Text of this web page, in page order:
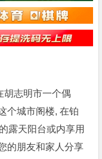
胡志明市一个偶
个城市阁楼, 在铂
露天阳台或内享用
的朋友和家人分享